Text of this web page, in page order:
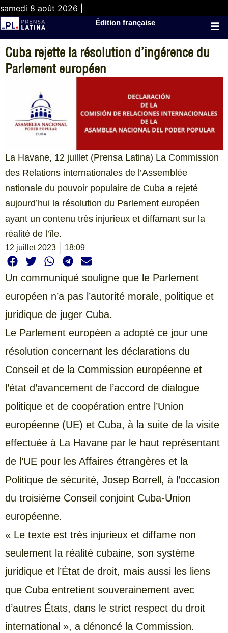
samedi 8 août 2026 |
Édition française
Cuba rejette la résolution d’ingérence du
Parlement européen
La Havane, 12 juillet (Prensa Latina) La Commission
des Relations internationales de l’Assemblée
nationale du pouvoir populaire de Cuba a rejeté
aujourd’hui la résolution du Parlement européen
ayant un contenu très injurieux et diffamant sur la
réalité de l’île.
12 juillet 2023 18:09
Un communiqué souligne que le Parlement
européen n’a pas l’autorité morale, politique et
juridique de juger Cuba.
Le Parlement européen a adopté ce jour une
résolution concernant les déclarations du
Conseil et de la Commission européenne et
l’état d’avancement de l’accord de dialogue
politique et de coopération entre l’Union
européenne (UE) et Cuba, à la suite de la visite
effectuée à La Havane par le haut représentant
de l’UE pour les Affaires étrangères et la
Politique de sécurité, Josep Borrell, à l’occasion
du troisième Conseil conjoint Cuba-Union
européenne.
« Le texte est très injurieux et diffame non
seulement la réalité cubaine, son système
juridique et l’État de droit, mais aussi les liens
que Cuba entretient souverainement avec
d’autres États, dans le strict respect du droit
international », a dénoncé la Commission.